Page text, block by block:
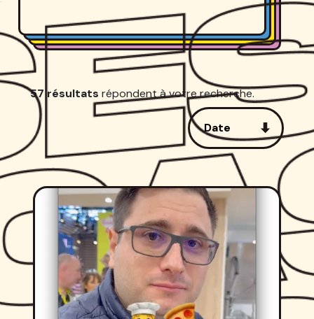
57 résultats répondent à votre recherche.